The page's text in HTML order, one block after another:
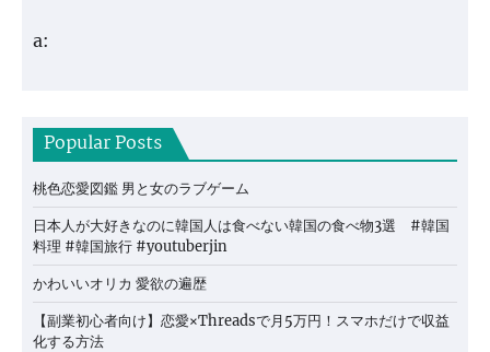
a:
Popular Posts
桃色恋愛図鑑 男と女のラブゲーム
日本人が大好きなのに韓国人は食べない韓国の食べ物3選 #韓国
料理 #韓国旅行 #youtuberjin
かわいいオリカ 愛欲の遍歴
【副業初心者向け】恋愛×Threadsで月5万円！スマホだけで収益
化する方法